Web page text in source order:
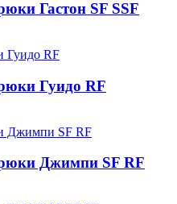
Гастон SF SSF
Гуидо RF
Джимпи SF RF